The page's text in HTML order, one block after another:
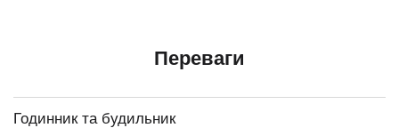
Переваги
Годинник та будильник